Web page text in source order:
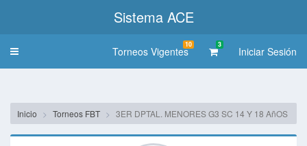
Sistema ACE
Toggle
Torneos Vigentes
10 3
Iniciar Sesión
Inicio Torneos FBT 3ER DPTAL. MENORES G3 SC 14 Y 18 AñOS